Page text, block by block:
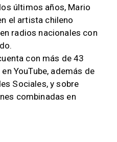
últimos años, Mario
el artista chileno
radios nacionales con
con más de 43
YouTube, además de
Sociales, y sobre
combinadas en